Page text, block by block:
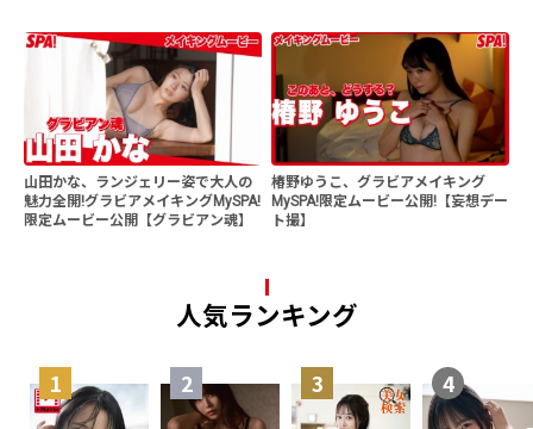
山田かな、ランジェリー姿で大人の
魅力全開!グラビアメイキングMySPA!
限定ムービー公開【グラビアン魂】
椿野ゆうこ、グラビアメイキング
MySPA!限定ムービー公開!【妄想デー
ト撮】
人気ランキング